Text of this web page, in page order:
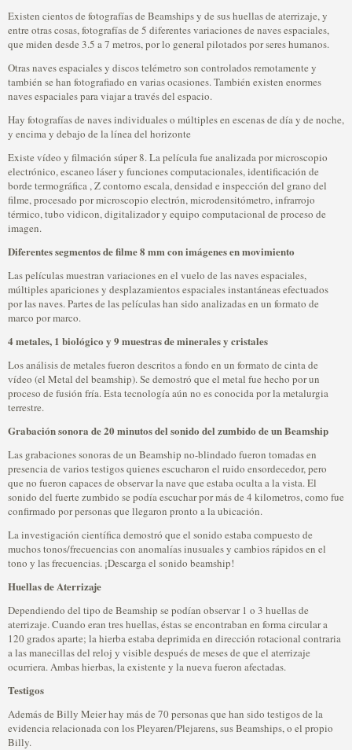
Existen cientos de fotografías de Beamships y de sus huellas de aterrizaje, y
entre otras cosas, fotografías de 5 diferentes variaciones de naves espaciales,
que miden desde 3.5 a 7 metros, por lo general pilotados por seres humanos.
Otras naves espaciales y discos telémetro son controlados remotamente y
también se han fotografiado en varias ocasiones. También existen enormes
naves espaciales para viajar a través del espacio.
Hay fotografías de naves individuales o múltiples en escenas de día y de noche,
y encima y debajo de la línea del horizonte
Existe vídeo y filmación súper 8. La película fue analizada por microscopio
electrónico, escaneo láser y funciones computacionales, identificación de
borde termográfica , Z contorno escala, densidad e inspección del grano del
filme, procesado por microscopio electrón, microdensitómetro, infrarrojo
térmico, tubo vidicon, digitalizador y equipo computacional de proceso de
imagen.
Diferentes segmentos de filme 8 mm con imágenes en movimiento
Las películas muestran variaciones en el vuelo de las naves espaciales,
múltiples apariciones y desplazamientos espaciales instantáneas efectuados
por las naves. Partes de las películas han sido analizadas en un formato de
marco por marco.
4 metales, 1 biológico y 9 muestras de minerales y cristales
Los análisis de metales fueron descritos a fondo en un formato de cinta de
vídeo (el Metal del beamship). Se demostró que el metal fue hecho por un
proceso de fusión fría. Esta tecnología aún no es conocida por la metalurgia
terrestre.
Grabación sonora de 20 minutos del sonido del zumbido de un Beamship
Las grabaciones sonoras de un Beamship no-blindado fueron tomadas en
presencia de varios testigos quienes escucharon el ruido ensordecedor, pero
que no fueron capaces de observar la nave que estaba oculta a la vista. El
sonido del fuerte zumbido se podía escuchar por más de 4 kilometros, como fue
confirmado por personas que llegaron pronto a la ubicación.
La investigación científica demostró que el sonido estaba compuesto de
muchos tonos/frecuencias con anomalías inusuales y cambios rápidos en el
tono y las frecuencias. ¡Descarga el sonido beamship!
Huellas de Aterrizaje
Dependiendo del tipo de Beamship se podían observar 1 o 3 huellas de
aterrizaje. Cuando eran tres huellas, éstas se encontraban en forma circular a
120 grados aparte; la hierba estaba deprimida en dirección rotacional contraria
a las manecillas del reloj y visible después de meses de que el aterrizaje
ocurriera. Ambas hierbas, la existente y la nueva fueron afectadas.
Testigos
Además de Billy Meier hay más de 70 personas que han sido testigos de la
evidencia relacionada con los Pleyaren/Plejarens, sus Beamships, o el propio
Billy.